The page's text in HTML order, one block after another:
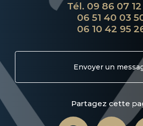
Tél. 09 86 07 12
06 51 40 03
06 10 42 95
Envoyer un
Partagez cette
Facebook X